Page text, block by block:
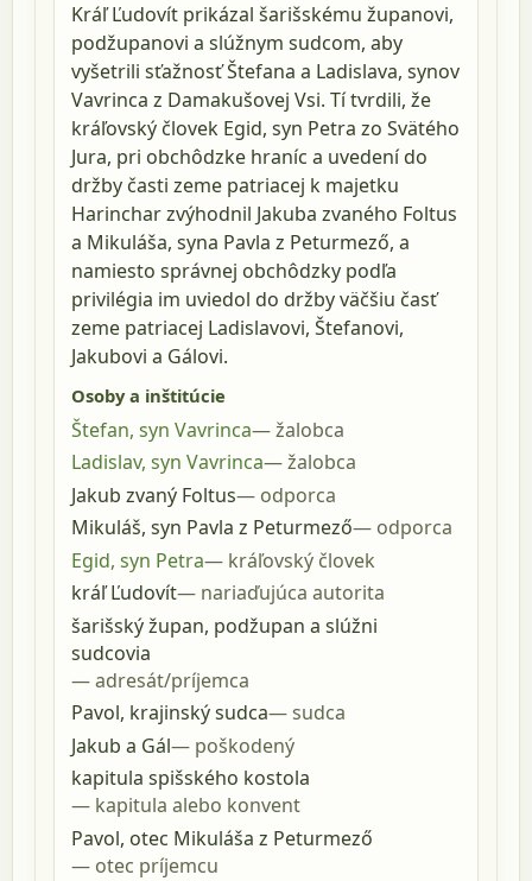
Kráľ Ľudovít prikázal šarišskému županovi,
podžupanovi a slúžnym sudcom, aby
vyšetrili sťažnosť Štefana a Ladislava, synov
Vavrinca z Damakušovej Vsi. Tí tvrdili, že
kráľovský človek Egid, syn Petra zo Svätého
Jura, pri obchôdzke hraníc a uvedení do
držby časti zeme patriacej k majetku
Harinchar zvýhodnil Jakuba zvaného Foltus
a Mikuláša, syna Pavla z Peturmező, a
namiesto správnej obchôdzky podľa
privilégia im uviedol do držby väčšiu časť
zeme patriacej Ladislavovi, Štefanovi,
Jakubovi a Gálovi.
Osoby a inštitúcie
Štefan, syn Vavrinca
žalobca
Ladislav, syn Vavrinca
žalobca
Jakub zvaný Foltus
odporca
Mikuláš, syn Pavla z Peturmező
odporca
Egid, syn Petra
kráľovský človek
kráľ Ľudovít
nariaďujúca autorita
šarišský župan, podžupan a slúžni
sudcovia
adresát/príjemca
Pavol, krajinský sudca
sudca
Jakub a Gál
poškodený
kapitula spišského kostola
kapitula alebo konvent
Pavol, otec Mikuláša z Peturmező
otec príjemcu